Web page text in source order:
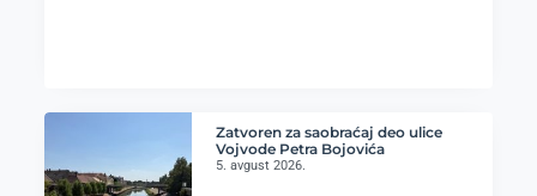
Zatvoren za saobraćaj deo ulice
Vojvode Petra Bojovića
5. avgust 2026.